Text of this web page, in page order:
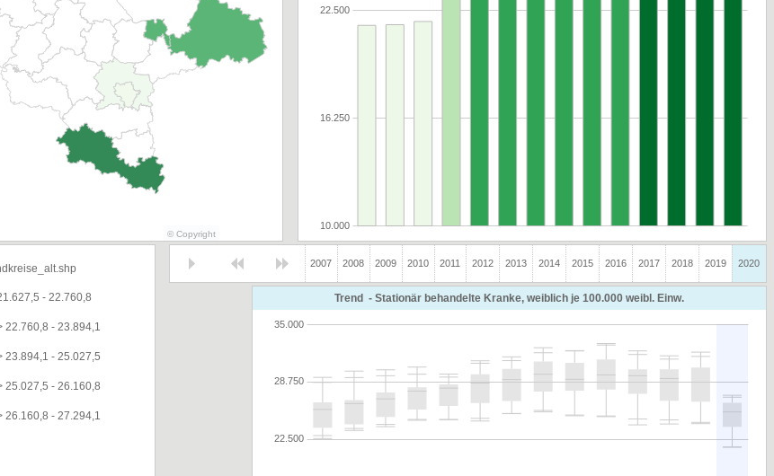
2007 2008 2009 2010 2011 2012 2013 2014 2015 2016 2017 2018 2019 2020
© Copyright
Trend  - Stationär behandelte Kranke, weiblich je 100.000 weibl. Einw.
- 22.760,8
22.760,8 - 23.894,1
23.894,1 - 25.027,5
25.027,5 - 26.160,8
26.160,8 - 27.294,1